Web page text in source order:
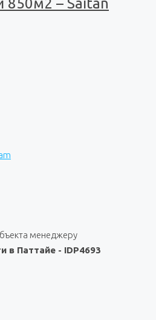
850м2 – Saitan
менеджеру
Паттайе - IDP4693